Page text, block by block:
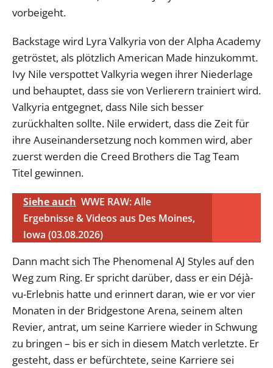
vorbeigeht.
Backstage wird Lyra Valkyria von der Alpha Academy
getröstet, als plötzlich American Made hinzukommt.
Ivy Nile verspottet Valkyria wegen ihrer Niederlage
und behauptet, dass sie von Verlierern trainiert wird.
Valkyria entgegnet, dass Nile sich besser
zurückhalten sollte. Nile erwidert, dass die Zeit für
ihre Auseinandersetzung noch kommen wird, aber
zuerst werden die Creed Brothers die Tag Team
Titel gewinnen.
Siehe auch WWE RAW: Alle
Ergebnisse & Videos aus Des Moines,
Iowa (03.08.2026)
Dann macht sich The Phenomenal AJ Styles auf den
Weg zum Ring. Er spricht darüber, dass er ein Déjà-
vu-Erlebnis hatte und erinnert daran, wie er vor vier
Monaten in der Bridgestone Arena, seinem alten
Revier, antrat, um seine Karriere wieder in Schwung
zu bringen – bis er sich in diesem Match verletzte. Er
gesteht, dass er befürchtete, seine Karriere sei